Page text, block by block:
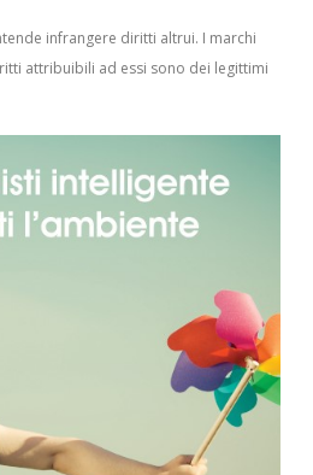
infrangere diritti altrui. I marchi
attribuibili ad essi sono dei legittimi